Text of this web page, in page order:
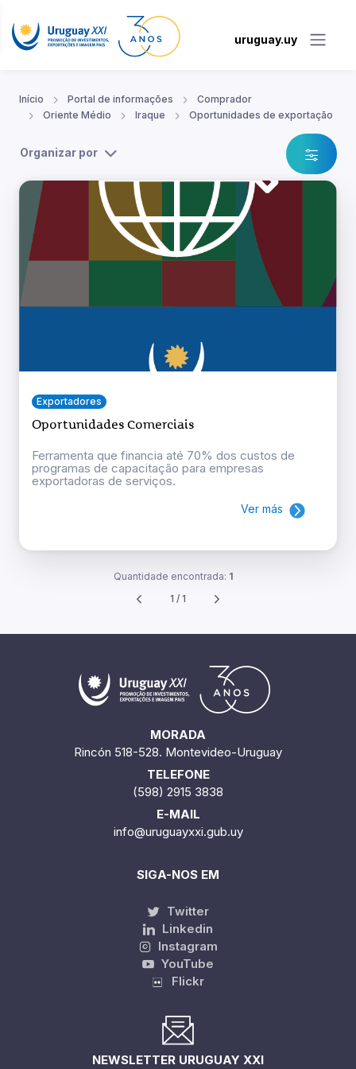
uruguay.uy
Início Portal de informações
Comprador
Oriente Médio
Iraque Oportunidades de exportação
Organizar por
Exportadores
Oportunidades Comerciais
Ferramenta que financia até 70% dos custos de
programas de capacitação para empresas
exportadoras de serviços.
Ver más
Quantidade encontrada: 1
1 / 1
MORADA
Rincón 518-528. Montevideo-Uruguay
TELEFONE
(598) 2915 3838
E-MAIL
info@uruguayxxi.gub.uy
SIGA-NOS EM
Twitter
Linkedin
Instagram
YouTube
Flickr
NEWSLETTER URUGUAY XXI